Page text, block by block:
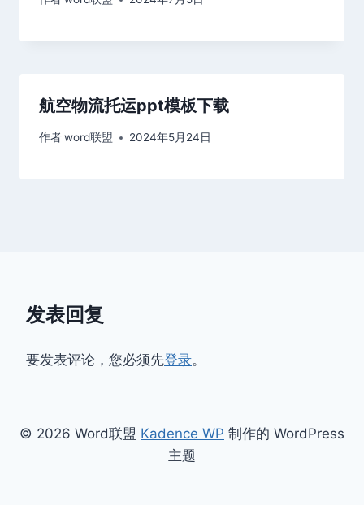
航空物流托运ppt模板下载
作者word联盟 2024年5月24日
发表回复
要发表评论，您必须先登录。
© 2026 Word联盟 Kadence WP 制作的 WordPress
主题